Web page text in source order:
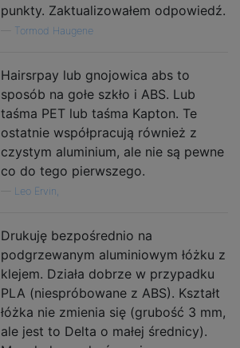
punkty. Zaktualizowałem odpowiedź.
Tormod Haugene
Hairsrpay lub gnojowica abs to
sposób na gołe szkło i ABS. Lub
taśma PET lub taśma Kapton. Te
ostatnie współpracują również z
czystym aluminium, ale nie są pewne
co do tego pierwszego.
Leo Ervin,
Drukuję bezpośrednio na
podgrzewanym aluminiowym łóżku z
klejem. Działa dobrze w przypadku
PLA (niespróbowane z ABS). Kształt
łóżka nie zmienia się (grubość 3 mm,
ale jest to Delta o małej średnicy).